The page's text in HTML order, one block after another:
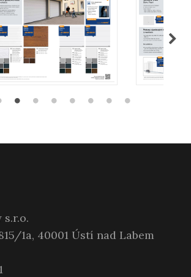
s.r.o.
1a, 40001 Ústí nad Labem